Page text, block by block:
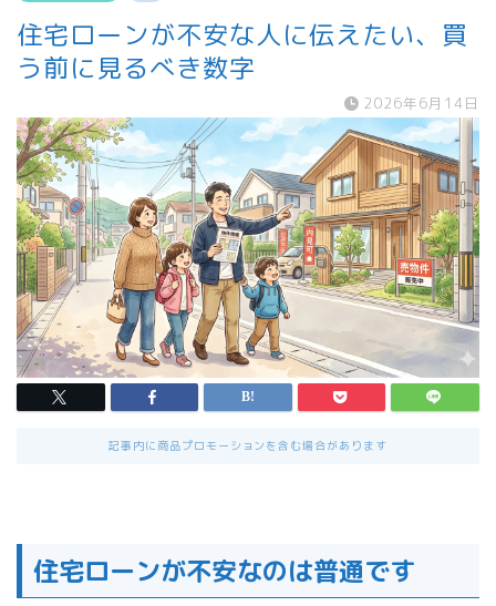
住宅ローンが不安な人に伝えたい、買
う前に見るべき数字
2026年6月14日
記事内に商品プロモーションを含む場合があります
住宅ローンが不安なのは普通です